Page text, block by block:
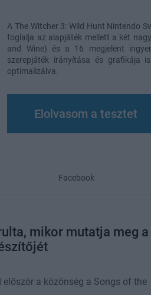
A The Witcher 3: Wild Hunt Nintendo
foglalja az alapjáték mellett a két
and Wine) és a 16 megjelent
szerepjáték irányítása és grafikája
optimalizálva.
Elolvasom a tesztet
Facebook
mikor mutatja meg a
a közönség a Songs of the